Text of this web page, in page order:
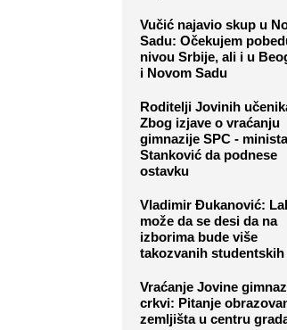
Vučić najavio skup u
Sadu: Očekujem
nivou Srbije, ali i u
i Novom Sadu
Roditelji Jovinih
Zbog izjave o vraćanju
gimnazije SPC -
Stanković da podnese
ostavku
Vladimir Đukanović:
može da se desi da na
izborima bude više
takozvanih
Vraćanje Jovine
crkvi: Pitanje
zemljišta u centru